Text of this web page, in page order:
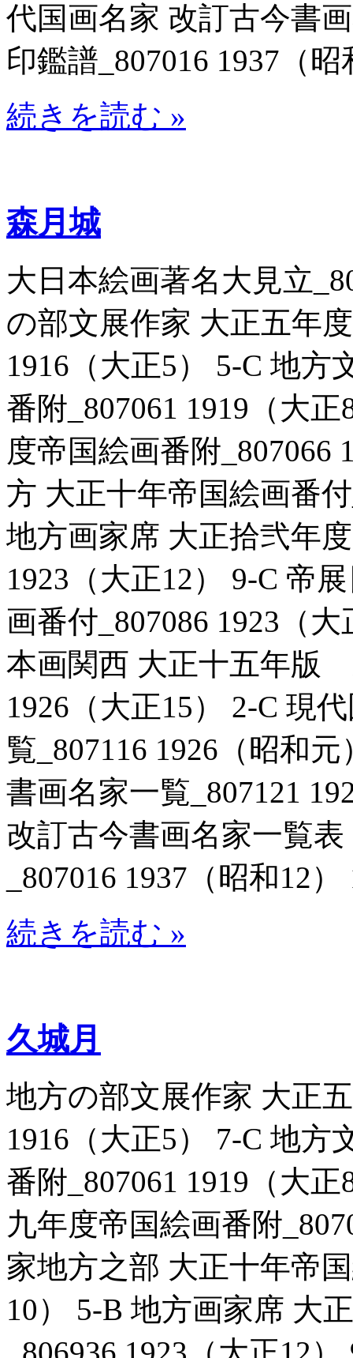
代国画名家 改訂古今書
印鑑譜_807016 1937（昭
続きを読む »
森月城
大日本絵画著名大見立
の部文展作家 大正五年
1916（大正5） 5-C 地方
番附_807061 1919（大
度帝国絵画番附_807066
方 大正十年帝国絵画番
地方画家席 大正拾弐年
1923（大正12） 9-C 帝
画番付_807086 1923（
本画関西 大正十五年版
1926（大正15） 2-C 現
覧_807116 1926（昭和
書画名家一覧_807121
改訂古今書画名家一覧
_807016 1937（昭和12）
続きを読む »
久城月
地方の部文展作家 大正
1916（大正5） 7-C 地方
番附_807061 1919（大
九年度帝国絵画番附
家地方之部 大正十年帝
10） 5-B 地方画家席 大